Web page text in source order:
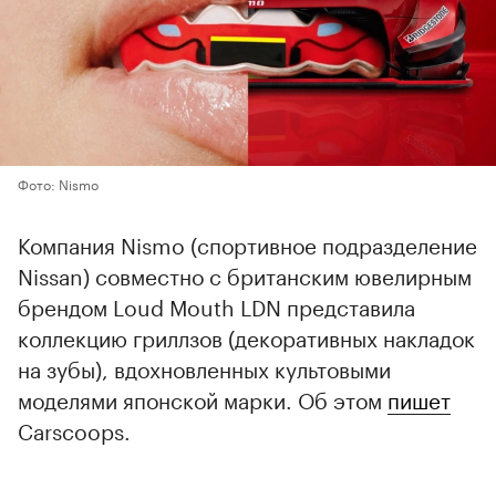
Фото: Nismo
Компания Nismo (спортивное подразделение
Nissan) совместно с британским ювелирным
брендом Loud Mouth LDN представила
коллекцию гриллзов (декоративных накладок
на зубы), вдохновленных культовыми
моделями японской марки. Об этом пишет
Carscoops.